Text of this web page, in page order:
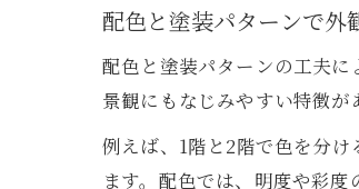
配色と塗装パターンで外
配色と塗装パターンの工夫
景観にもなじみやすい特徴が
例えば、1階と2階で色を分
ます。配色では、明度や彩